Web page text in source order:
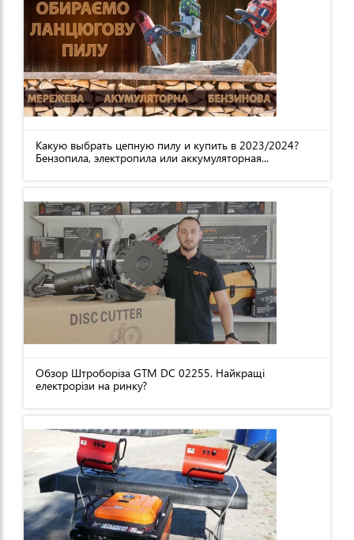
Какую выбрать цепную пилу и купить в 2023/2024?
Бензопила, электропила или аккумуляторная...
Обзор Штроборіза GTM DC 02255. Найкращі
електрорізи на ринку?